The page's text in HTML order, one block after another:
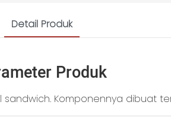
Detail Produk
Produk
Komponennya dibuat